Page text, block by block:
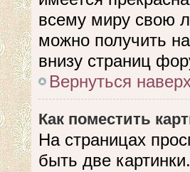
всему миру свою
можно получить
внизу страниц
Вернуться
Как поместить
На страницах
быть две